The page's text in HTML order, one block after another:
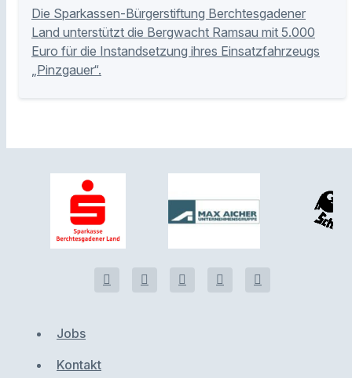
Die Sparkassen-Bürgerstiftung Berchtesgadener
Land unterstützt die Bergwacht Ramsau mit 5.000
Euro für die Instandsetzung ihres Einsatzfahrzeugs
„Pinzgauer“.
Jobs
Kontakt